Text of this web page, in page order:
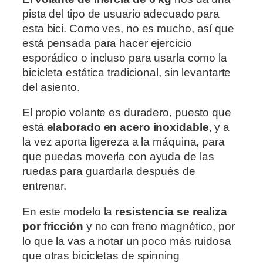
pista del tipo de usuario adecuado para
esta bici. Como ves, no es mucho, así que
está pensada para hacer ejercicio
esporádico o incluso para usarla como la
bicicleta estática tradicional, sin levantarte
del asiento.
El propio volante es duradero, puesto que
está elaborado en acero inoxidable, y a
la vez aporta ligereza a la máquina, para
que puedas moverla con ayuda de las
ruedas para guardarla después de
entrenar.
En este modelo la resistencia se realiza
por fricción y no con freno magnético, por
lo que la vas a notar un poco más ruidosa
que otras bicicletas de spinning